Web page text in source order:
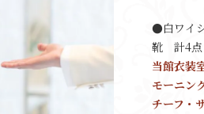
●白ワイ
靴 計4点
当館衣装
モーニン
チーフ・